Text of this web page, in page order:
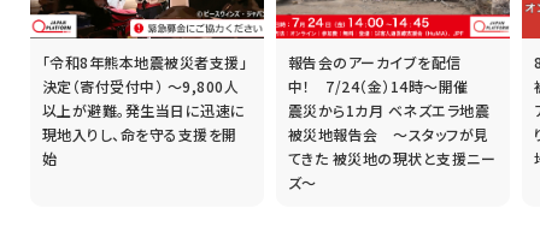
「令和8年熊本地震被災者支援」
決定（寄付受付中） ～9,800人
以上が避難。発生当日に迅速に
現地入りし、命を守る支援を開
始
報告会のアーカイブを配信
中！ 7/24（金）14時～開催
震災から1カ月 ベネズエラ地震
被災地報告会 ～スタッフが見
てきた 被災地の現状と支援ニー
ズ～